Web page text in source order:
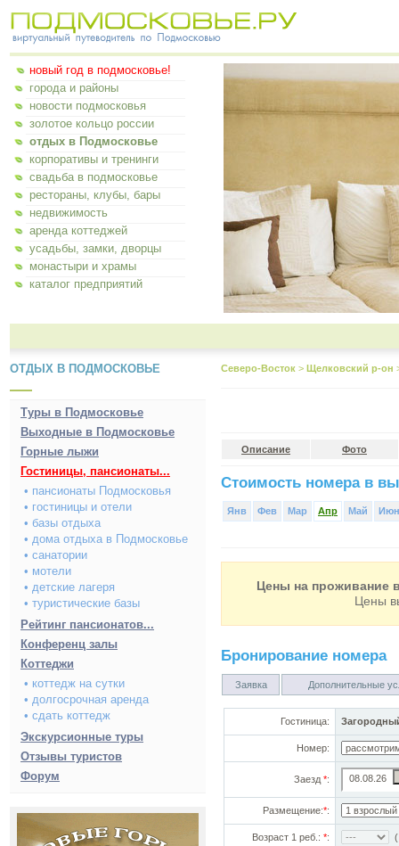
новый год в подмосковье!
города и районы
новости подмосковья
золотое кольцо россии
отдых в Подмосковье
корпоративы и тренинги
свадьба в подмосковье
рестораны, клубы, бары
недвижимость
аренда коттеджей
усадьбы, замки, дворцы
монастыри и храмы
каталог предприятий
ОТДЫХ В ПОДМОСКОВЬЕ
Туры в Подмосковье
Выходные в Подмосковье
Горные лыжи
Гостиницы, пансионаты...
• пансионаты Подмосковья
• гостиницы и отели
• базы отдыха
• дома отдыха в Подмосковье
• санатории
• мотели
• детские лагеря
• туристические базы
Рейтинг пансионатов...
Конференц залы
Коттеджи
• коттедж на сутки
• долгосрочная аренда
• сдать коттедж
Экскурсионные туры
Отзывы туристов
Форум
Северо-Восток > Щелковский р-он
Описание Фото
Стоимость номера в
Янв Фев Мар Апр Май Июн
Цены на проживание
Цены
Бронирование номера
Заявка Дополнительные
Гостиница:
Номер:
Заезд *:
Размещение:*:
Возраст 1 реб.: *: